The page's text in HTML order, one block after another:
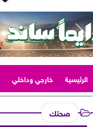
الرئيسية خارجي وداخلي
صحتك